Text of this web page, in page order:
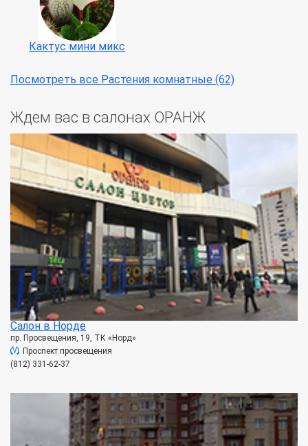
Кактус мини микс
Посмотреть все Растения комнатные (62)
Ждем вас в салонах ОРАНЖ
Салон в Норде
пр. Просвещения, 19, ТК «Норд»
Проспект просвещения
(812) 331-62-37